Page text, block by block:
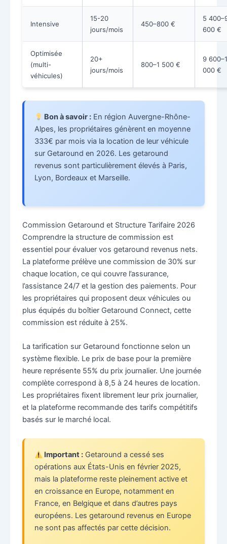
Intensive
15-20
jours/mois
450–800 €
5
600 €
Optimisée
(multi-
véhicules)
20+
jours/mois
800–1 500 €
9
000 €
Bon à savoir : En région Auvergne-Rhône-
Alpes, les propriétaires génèrent en moyenne
333€ par mois via la location de leur véhicule
sur Getaround en 2026. Les getaround
revenus sont particulièrement élevés à Paris,
Lyon, Bordeaux et Marseille.
Commission Getaround et Structure Tarifaire 2026
Comprendre la structure de commission est
essentiel pour évaluer vos getaround revenus nets.
La plateforme prélève une commission de 30% sur
chaque location, ce qui couvre l’assurance,
l’assistance 24/7 et la gestion des paiements. Pour
les propriétaires qui proposent deux véhicules ou
plus équipés du boîtier Getaround Connect, cette
commission est réduite à 25%.
La tarification sur Getaround fonctionne selon un
système flexible. Le prix de base pour la première
heure représente 55% du prix journalier. Une journée
complète correspond à 8,5 à 24 heures de location.
Les propriétaires fixent librement leur prix journalier,
et la plateforme recommande des tarifs compétitifs
basés sur le marché local.
Important : Getaround a cessé ses
opérations aux États-Unis en février 2025,
mais la plateforme reste pleinement active et
en croissance en Europe, notamment en
France, en Belgique et dans d’autres pays
européens. Les getaround revenus en Europe
ne sont pas affectés par cette décision.